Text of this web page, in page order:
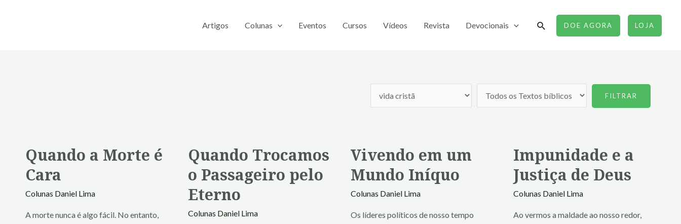
Artigos Colunas Eventos Cursos Vídeos Revista Devocionais PesquisarDOE AGORA LOJA
Quando a Morte é
Cara
Colunas Daniel Lima
A morte nunca é algo fácil. No entanto,
Quando Trocamos
o Passageiro pelo
Eterno
Colunas Daniel Lima
Vivendo em um
Mundo Iníquo
Colunas Daniel Lima
Os líderes políticos de nosso tempo
Impunidade e a
Justiça de Deus
Colunas Daniel Lima
Ao vermos a maldade ao nosso redor,